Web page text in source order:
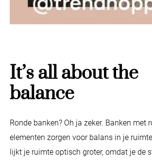
It’s all about the
balance
Ronde banken? Oh ja zeker. Banken met
elementen zorgen voor balans in je
lijkt je ruimte optisch groter, omdat je de